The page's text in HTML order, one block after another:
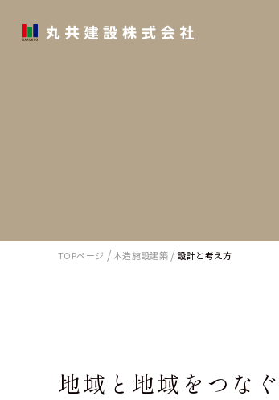
TOPページ / 木造施設建築 / 設計と考え方
地域と地域をつな